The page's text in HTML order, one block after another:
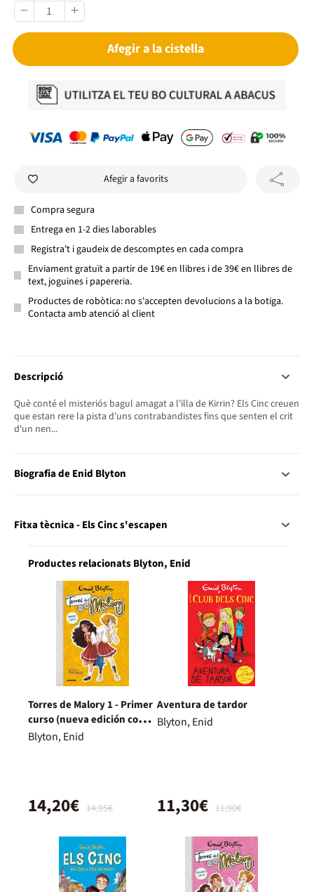
Afegir a la cistella
Afegir a favorits
Compra segura
Entrega en 1-2 dies laborables
Registra't i gaudeix de descomptes en cada compra
Enviament gratuït a partir de 19€ en llibres i de 39€ en llibres de
text, joguines i papereria.
Productes de robòtica: no s'accepten devolucions a la botiga.
Contacta amb atenció al client
Descripció
Què conté el misteriós bagul amagat a l'illa de Kirrin? Els Cinc creuen
que estan rere la pista d'uns contrabandistes fins que senten el crit
d'un nen...
Biografia de Enid Blyton
Fitxa tècnica - Els Cinc s'escapen
Productes relacionats Blyton, Enid
Torres de Malory 1 - Primer
curso (nueva edición con
contenido inédito)
Blyton, Enid
14,95€
14,20€
Aventura de tardor
Blyton, Enid
11,90€
11,30€